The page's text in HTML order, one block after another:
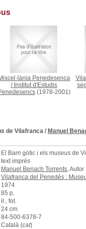
Penedesenca
/ Institut d'Estudis
(1978-2001)
de Vilafranca / Manuel
El Barri gòtic i els museus de
text imprès
Manuel Benach Torrents, Autor
Vilafranca del Penedès :
1974
85 p.
il., fot.
24 cm
84-500-6378-7
Català (cat)